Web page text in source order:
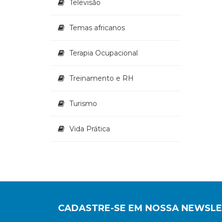
Televisão
Temas africanos
Terapia Ocupacional
Treinamento e RH
Turismo
Vida Prática
CADASTRE-SE EM NOSSA